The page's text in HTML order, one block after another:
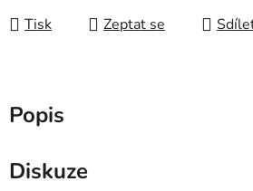
Tisk Zeptat se
Popis
Diskuze